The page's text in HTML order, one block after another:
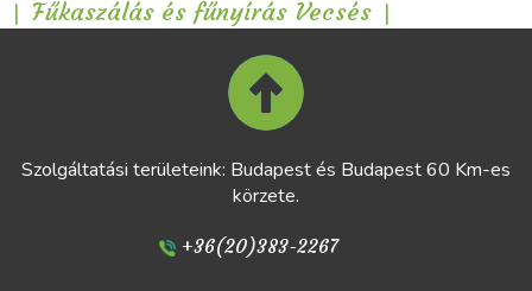
| Fűkaszálás és fűnyírás Vecsés |
Szolgáltatási területeink: Budapest és Budapest 60 Km-es
körzete.
+36(20)383-2267